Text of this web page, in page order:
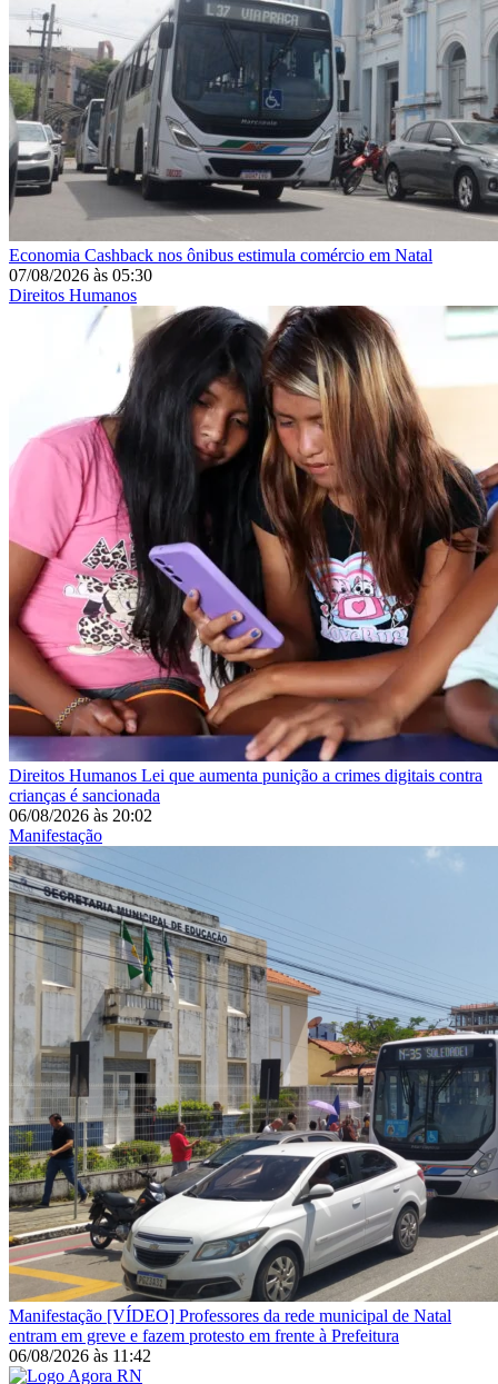
Economia Cashback nos ônibus estimula comércio em Natal
07/08/2026 às 05:30
Direitos Humanos
Direitos Humanos Lei que aumenta punição a crimes digitais contra
crianças é sancionada
06/08/2026 às 20:02
Manifestação
Manifestação [VÍDEO] Professores da rede municipal de Natal
entram em greve e fazem protesto em frente à Prefeitura
06/08/2026 às 11:42